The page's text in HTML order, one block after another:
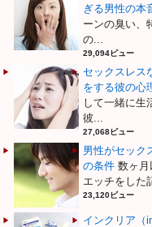
ぎる男性の本
ーンの臭い、
の...
29,094ビュー
セックスレス
をする彼の心
して一緒に生
彼...
27,068ビュー
男性がセック
の条件 数ヶ月
エッチをした
23,120ビュー
インクリア（